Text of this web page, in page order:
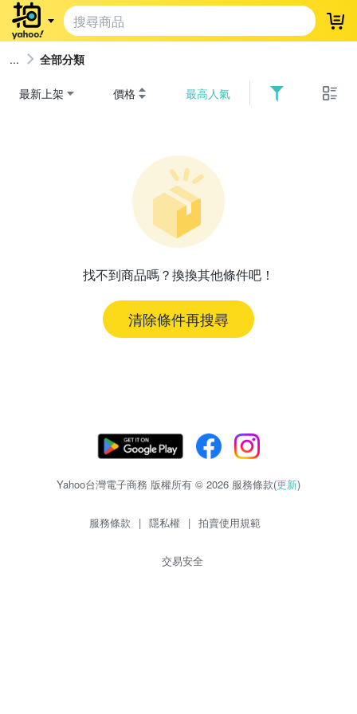
登
全部分類
最新上架 價格 最高人氣
找不到商品嗎？換換其他條件吧！
清除條件再搜尋
Yahoo台灣電子商務 版權所有 © 2026 服務條款(更新)
服務條款 | 隱私權 | 拍賣使用規範
交易安全